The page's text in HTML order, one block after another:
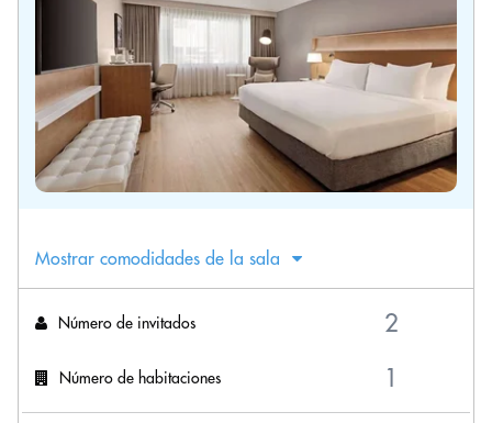
Mostrar comodidades de la sala
Número de invitados
Número de habitaciones